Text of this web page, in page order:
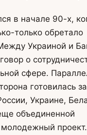
в начале ­90-х,
только обретало
Украиной и
о
сфере.
готовилась
Украине,
объединенной